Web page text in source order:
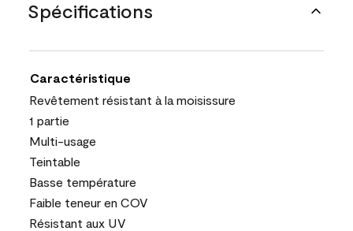
Spécifications
Caractéristique
Revêtement résistant à la moisissure
1 partie
Multi-usage
Teintable
Basse température
Faible teneur en COV
Résistant aux UV